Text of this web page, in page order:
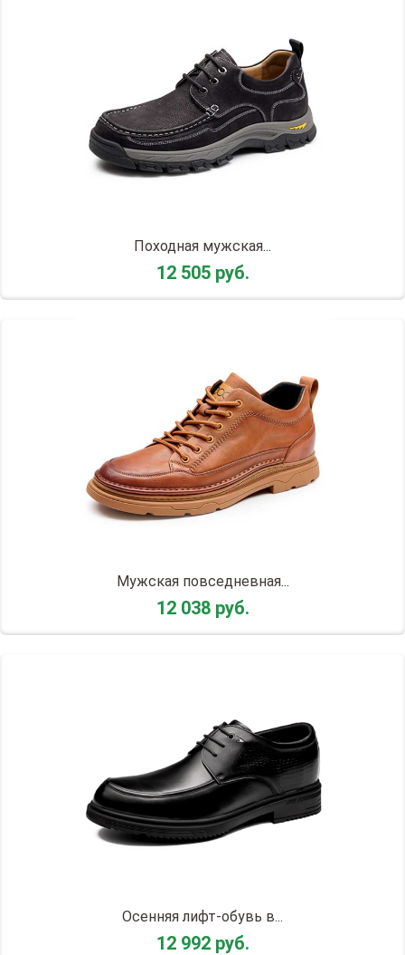
Походная мужская...
12 505 руб.
Мужская повседневная...
12 038 руб.
Осенняя лифт-обувь в...
12 992 руб.